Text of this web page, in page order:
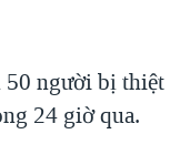
50 người bị thiệt
24 giờ qua.